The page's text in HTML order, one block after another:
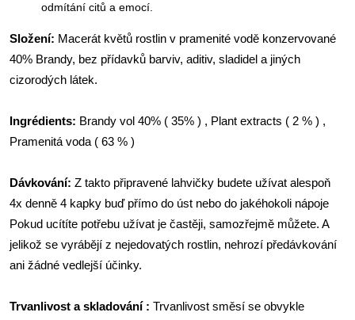
odmítání citů a emocí.
Složení: Macerát květů rostlin v pramenité vodě konzervované
40% Brandy, bez přídavků barviv, aditiv, sladidel a jiných
cizorodých látek.
Ingrédients: Brandy vol 40% ( 35% ) , Plant extracts ( 2 % ) ,
Pramenitá voda ( 63 % )
Dávkování: Z takto připravené lahvičky budete užívat alespoň
4x denně 4 kapky buď přímo do úst nebo do jakéhokoli nápoje
Pokud ucítíte potřebu užívat je častěji, samozřejmě můžete. A
jelikož se vyrábějí z nejedovatých rostlin, nehrozí předávkování
ani žádné vedlejší účinky.
Trvanlivost a skladování : Trvanlivost směsí se obvykle